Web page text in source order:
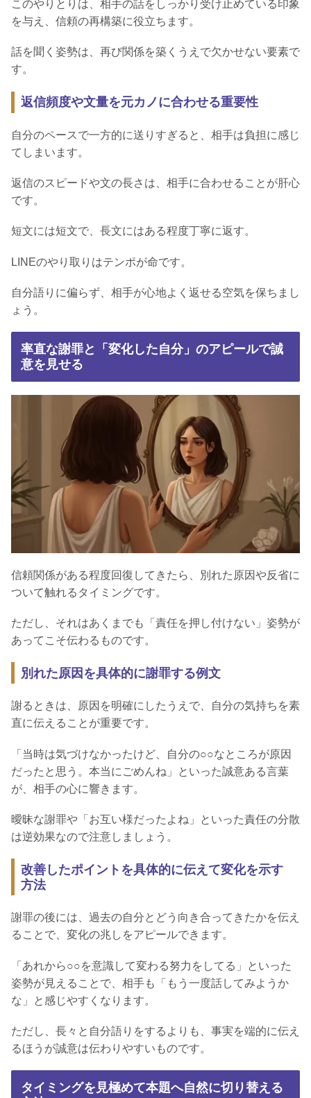
このやりとりは、相手の話をしっかり受け止めている印象
を与え、信頼の再構築に役立ちます。
話を聞く姿勢は、再び関係を築くうえで欠かせない要素で
す。
返信頻度や文量を元カノに合わせる重要性
自分のペースで一方的に送りすぎると、相手は負担に感じ
てしまいます。
返信のスピードや文の長さは、相手に合わせることが肝心
です。
短文には短文で、長文にはある程度丁寧に返す。
LINEのやり取りはテンポが命です。
自分語りに偏らず、相手が心地よく返せる空気を保ちまし
ょう。
率直な謝罪と「変化した自分」のアピールで誠
意を見せる
信頼関係がある程度回復してきたら、別れた原因や反省に
ついて触れるタイミングです。
ただし、それはあくまでも「責任を押し付けない」姿勢が
あってこそ伝わるものです。
別れた原因を具体的に謝罪する例文
謝るときは、原因を明確にしたうえで、自分の気持ちを素
直に伝えることが重要です。
「当時は気づけなかったけど、自分の○○なところが原因
だったと思う。本当にごめんね」といった誠意ある言葉
が、相手の心に響きます。
曖昧な謝罪や「お互い様だったよね」といった責任の分散
は逆効果なので注意しましょう。
改善したポイントを具体的に伝えて変化を示す
方法
謝罪の後には、過去の自分とどう向き合ってきたかを伝え
ることで、変化の兆しをアピールできます。
「あれから○○を意識して変わる努力をしてる」といった
姿勢が見えることで、相手も「もう一度話してみようか
な」と感じやすくなります。
ただし、長々と自分語りをするよりも、事実を端的に伝え
るほうが誠意は伝わりやすいものです。
タイミングを見極めて本題へ自然に切り替える